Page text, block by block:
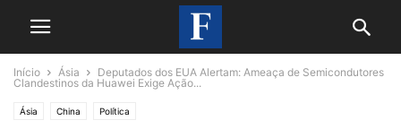
Início Ásia
Deputados dos EUA Alertam: Ameaça de Semicondutores
Clandestinos da Huawei Exige Ação...
Ásia China Política